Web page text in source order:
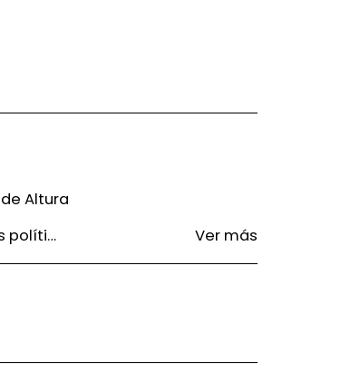
de Altura
respecto a cambios y devoluciones. Ver más